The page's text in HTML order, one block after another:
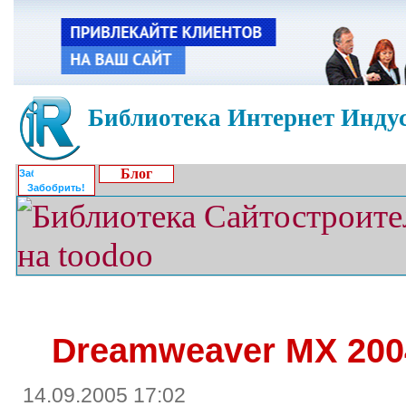
Библиотека Интернет
Забобрить!
Блог
Dreamweaver MX
14.09.2005 17:02